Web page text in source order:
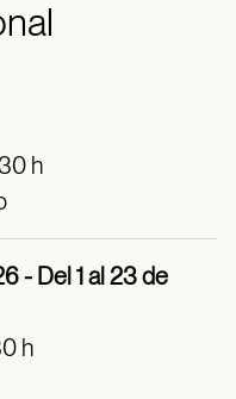
h
- Del 1 al 23 de
h